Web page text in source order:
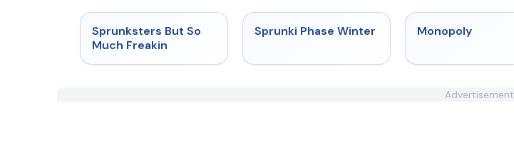
★ 4.8
Sprunksters But So
Much Freakin
★ 4.7
Sprunki Phase Winter Monopoly
Advertisement